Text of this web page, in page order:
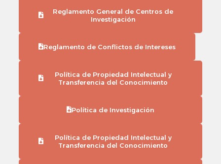
Reglamento General de Centros de
Investigación
Reglamento de Conflictos de Intereses
Política de Propiedad Intelectual y
Transferencia del Conocimiento
Política de Investigación
Política de Propiedad Intelectual y
Transferencia del Conocimiento